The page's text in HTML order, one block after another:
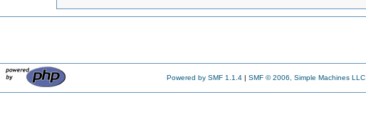
Powered by SMF 1.1.4 | SMF © 2006, Simple Machines LLC